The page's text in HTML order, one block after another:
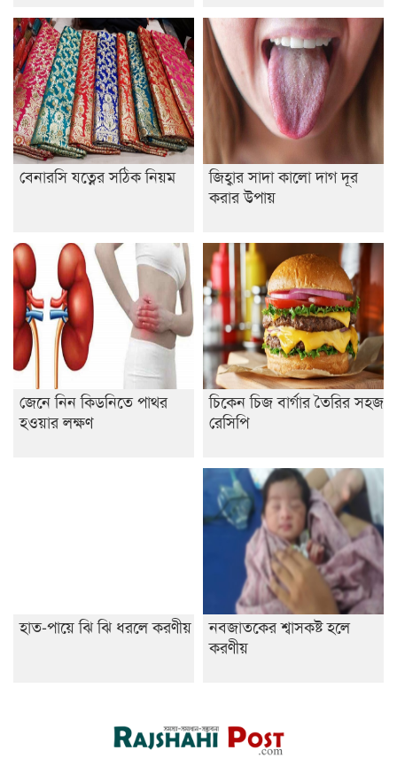
ডাকসুতে শিবিরের নিরঙ্কুশ জয়
রাজশাহীতে ট্রাকচাপায় ভ্যানচালক নিহত
শেষ সময়ে ভোট কারচুরি অভিযোগ আবিদের
বেনারসি যত্নের সঠিক নিয়ম
জিহ্বার সাদা কালো দাগ দূর
করার উপায়
জেনে নিন কিডনিতে পাথর
হওয়ার লক্ষণ
চিকেন চিজ বার্গার তৈরির সহজ
রেসিপি
হাত-পায়ে ঝি ঝি ধরলে করণীয়
নবজাতকের শ্বাসকষ্ট হলে
করণীয়